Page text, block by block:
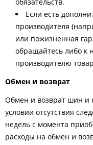
Если есть
производителя
или пожизненная
обращайтесь либо к
производителю
Обмен и возврат
Обмен и возврат шин и
условии отсутствия
недель с момента
расходы на обмен и